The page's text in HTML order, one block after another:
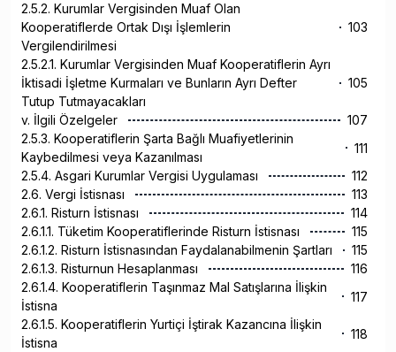
2.5.2. Kurumlar Vergisinden Muaf Olan
Kooperatiflerde Ortak Dışı İşlemlerin
Vergilendirilmesi
103
2.5.2.1. Kurumlar Vergisinden Muaf Kooperatiflerin Ayrı
İktisadi İşletme Kurmaları ve Bunların Ayrı Defter
Tutup Tutmayacakları
105
v. İlgili Özelgeler
107
2.5.3. Kooperatiflerin Şarta Bağlı Muafiyetlerinin
Kaybedilmesi veya Kazanılması
111
2.5.4. Asgari Kurumlar Vergisi Uygulaması
112
2.6. Vergi İstisnası
113
2.6.1. Risturn İstisnası
114
2.6.1.1. Tüketim Kooperatiflerinde Risturn İstisnası
115
2.6.1.2. Risturn İstisnasından Faydalanabilmenin Şartları
115
2.6.1.3. Risturnun Hesaplanması
116
2.6.1.4. Kooperatiflerin Taşınmaz Mal Satışlarına İlişkin
İstisna
117
2.6.1.5. Kooperatiflerin Yurtiçi İştirak Kazancına İlişkin
İstisna
118